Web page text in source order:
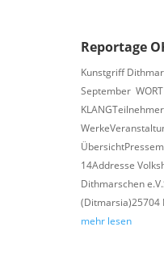
Reportage
Kunstgriff
September
14Addresse
Dithmarschen
(Ditmarsia)25704
mehr lesen